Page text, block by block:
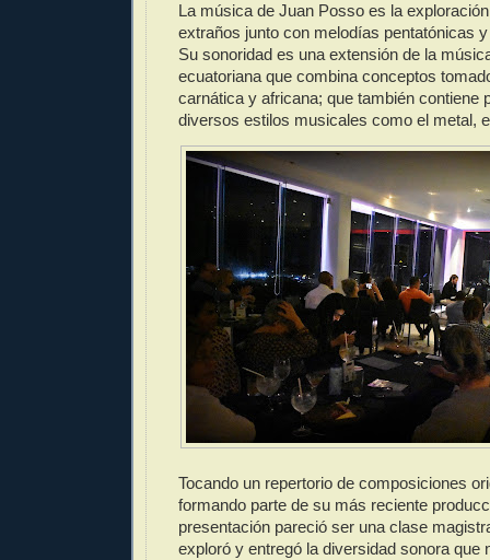
La música de Juan Posso es la
extraños junto con melodías pentatónicas
Su sonoridad es una extensión de la
ecuatoriana que combina conceptos
carnática y africana; que también contiene
diversos estilos musicales como el metal,
Tocando un repertorio de composiciones
formando parte de su más reciente
presentación pareció ser una clase
exploró y entregó la diversidad sonora que